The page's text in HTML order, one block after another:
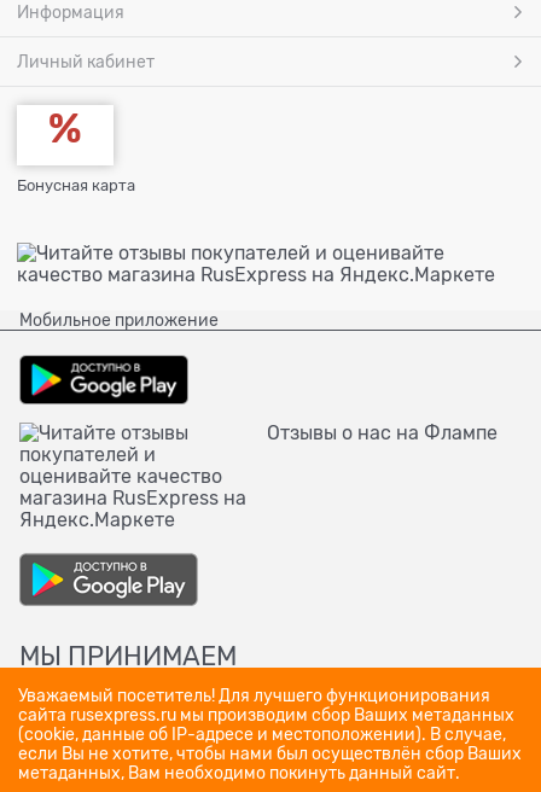
Информация
Личный кабинет
Бонусная карта
Мобильное приложение
Отзывы о нас на Флампе
МЫ ПРИНИМАЕМ
Уважаемый посетитель! Для лучшего функционирования
сайта rusexpress.ru мы производим сбор Ваших метаданных
(cookie, данные об IP-адресе и местоположении). В случае,
если Вы не хотите, чтобы нами был осуществлён сбор Ваших
метаданных, Вам необходимо покинуть данный сайт.